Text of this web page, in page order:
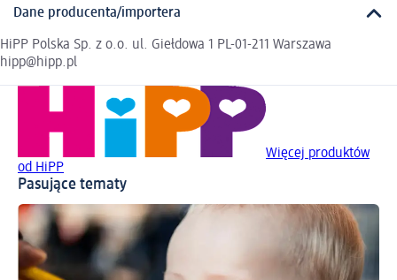
Dane producenta/importera
HiPP Polska Sp. z o.o. ul. Giełdowa 1 PL-01-211 Warszawa
hipp@hipp.pl
Więcej produktów
od HiPP
Pasujące tematy